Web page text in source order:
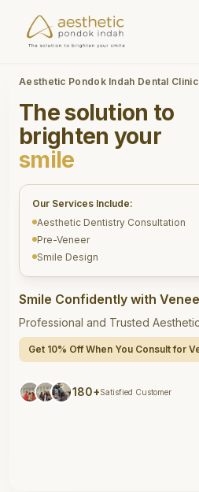
Aesthetic Pondok Indah Dental Clinic
The solution to
brighten your
smile
Our Services Include:
Aesthetic Dentistry Consultation
Pre-Veneer
Smile Design
Smile Confidently with
Professional and Trusted
Get 10% Off When You Consult for
180+Satisfied Customer